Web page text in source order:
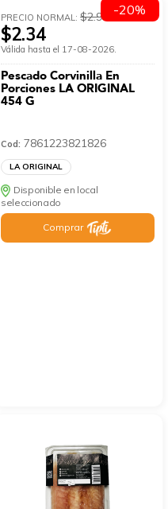
PRECIO NORMAL:$2.93
$2.34
Válida hasta el 17-08-2026.
Pescado Corvinilla En
Porciones LA ORIGINAL
454 G
Cod: 7861223821826
LA ORIGINAL
Disponible en local
seleccionado
Comprar
-20%